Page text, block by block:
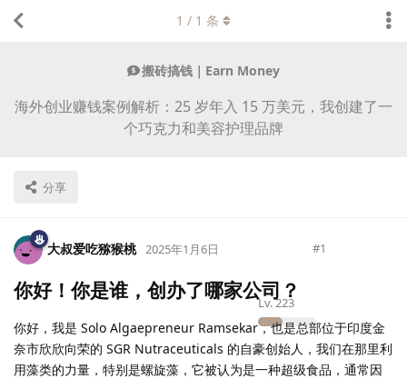
搬砖搞钱｜Earn Money
海外创业赚钱案例解析：25 岁年入 15 万美元，我创建了一
个巧克力和美容护理品牌
分享
1 / 1 条
大叔爱吃猕猴桃
Lv.223
2025年1月6日 #1
你好！你是谁，创办了哪家公司？
你好，我是 Solo Algaepreneur Ramsekar，也是总部位于印度金
奈市欣欣向荣的 SGR Nutraceuticals 的自豪创始人，我们在那里利
用藻类的力量，特别是螺旋藻，它被认为是一种超级食品，通常因